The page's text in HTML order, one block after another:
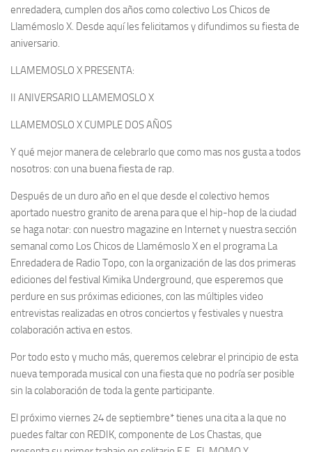
enredadera, cumplen dos años como colectivo Los Chicos de
Llamémoslo X. Desde aquí les felicitamos y difundimos su fiesta de
aniversario.
LLAMEMOSLO X PRESENTA:
II ANIVERSARIO LLAMEMOSLO X
LLAMEMOSLO X CUMPLE DOS AÑOS
Y qué mejor manera de celebrarlo que como mas nos gusta a todos
nosotros: con una buena fiesta de rap.
Después de un duro año en el que desde el colectivo hemos
aportado nuestro granito de arena para que el hip-hop de la ciudad
se haga notar: con nuestro magazine en Internet y nuestra sección
semanal como Los Chicos de Llamémoslo X en el programa La
Enredadera de Radio Topo, con la organización de las dos primeras
ediciones del festival Kimika Underground, que esperemos que
perdure en sus próximas ediciones, con las múltiples video
entrevistas realizadas en otros conciertos y festivales y nuestra
colaboración activa en estos.
Por todo esto y mucho más, queremos celebrar el principio de esta
nueva temporada musical con una fiesta que no podría ser posible
sin la colaboración de toda la gente participante.
El próximo viernes 24 de septiembre* tienes una cita a la que no
puedes faltar con REDIK, componente de Los Chastas, que